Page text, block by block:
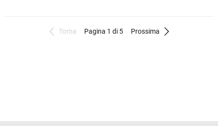
Torna Pagina 1 di 5 Prossima